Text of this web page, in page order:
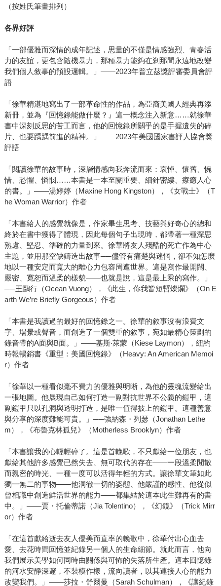
（按姓氏筆畫排列）
各界好評
「一部優雅而深情的成年記述，思量的不僅是情感強烈、青春活
力的友誼，更包含隨機暴力，那種暴力能夠在剎那間永遠地改變
我們個人敘事的預設邏輯。」——2023年普立茲獎評審委員會評
語
「徐華精湛地寫出了一部革命性的作品，為亞裔美國人經典再添
新冊，並為『回憶錄能做什麼？』這一概念注入新意……就徐華
書中深刻反思的苦工而言，他的回憶錄所關乎的是手握遺失的碎
片、也要踽踽前進的精神。」——2023年美國國家書評人協會獎
評語
「閱讀徐華的故事時，深層情感向我奔流而來：哀悼、懷舊、惋
惜、恐懼、憐憫……本書是一本至關重要、細針密縷、療癒人心
的書。」——湯婷婷（Maxine Hong Kingston），《女戰士》（T
he Woman Warrior）作者
「本書給人的感覺就像是，作家畢生思考、技藝與好奇心的總和
終於在書中獲得了體現，因此每個句子出現時，都帶著一種深思
熟慮、堅忍、準確的力量到來。徐華將友人殘酷的死亡作為中心
主題，並用那空缺鑄造出故事──儘管有痛楚與迷惘，卻不知怎麼
地以一種安定而寬大的離心力包容周遭世界。這是寫作最開闊、
嚴密、寬恕而溫柔的樣貌——也就是說，這是最上乘的寫作。」
──王鷗行（Ocean Vuong），《此生，你我皆短暫燦爛》（On E
arth We’re Briefly Gorgeous）作者
「本書是我讀過的最好的回憶錄之一。徐華的敘事沒有浪費文
字、場景或聲音，而創造了一個雙重的敘事，宛如最精心策劃的
錄音帶的A面與B面。」——基斯‧萊蒙（Kiese Laymon），紐約
時報暢銷書《重型：美國回憶錄》（Heavy: An American Memoi
r）作者
「徐華以一種看似毫不費力的優雅與明晰，為他的靈魂流變給出
一張地圖。他展現自己如何打造一副對抗世界不公義的鎧甲，這
副鎧甲只以孔洞與透明打造，是唯一值得披上的鎧甲。這種善意
與分享的深度難能可貴。」──強納森・列瑟（Jonathan Lethe
m），《布魯克林孤兒》（Motherless Brooklyn）作者
「本書讓我的心輕輕碎了。這是首輓歌，不只獻給一位朋友，也
獻給其他許多感覺已然失去、無可取代的存在——一段溫柔閒散
而親密的時光、一種一度可以活得年輕的方式。讓徐華文筆如此
獨一無二的事物——他洞徹一切的姿態、他嚴謹的感性、他從似
曾相識中創造鮮活世界的能力——都集結於這本此生難再有的書
中。」——賈・托倫蒂諾（Jia Tolentino），《幻鏡》（Trick Mirr
or）作者
「在這首獻給逝去友人優美而直率的輓歌中，徐華付出心血去
愛、去花時間回憶並紀錄另一個人的生命細節。就此而言，他向
我們展示美學如何同時由關係與可怖的失落所生產。這本回憶錄
的河水安靜深邃，不裝模作樣，流向讀者，以其連接人心的能力
改變我們。」——莎拉・舒爾曼（Sarah Schulman），《讓紀錄